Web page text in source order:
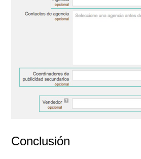
Conclusión